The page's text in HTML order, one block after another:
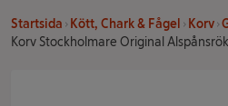
Startsida Kött, Chark & Fågel Korv
Korv Stockholmare Original